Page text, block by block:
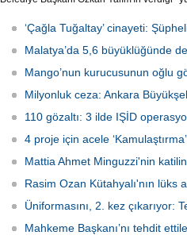
‘Çağla Tuğaltay’ cinayeti:
Malatya’da 5,6 büyüklüğünde
Mango’nun kurucusunun oğlu
Milyonluk ceza: Ankara
110 gözaltı: 3 ilde IŞİD
4 proje için acele
Mattia Ahmet Minguzzi'nin
Rasim Ozan Kütahyalı'nın
Üniformasını, 2. kez çıkarıyor:
Mahkeme Başkanı’nı tehdit